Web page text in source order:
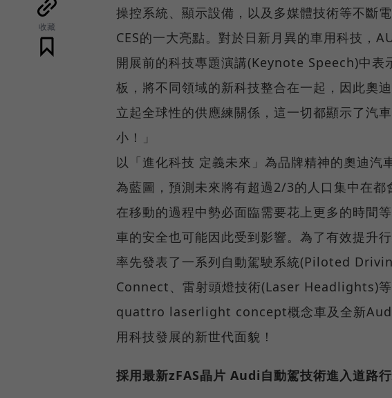
收藏
操控系統、顯示設備，以及多媒體技術等不斷
CES的一大亮點。對於日新月異的車用科技，
開展前的科技專題演講(Keynote Speech)中表
板，將不同領域的新科技整合在一起，因此奧
立起全球性的供應練關係，這一切都顯示了汽
小！」
以「進化科技 定義未來」為品牌精神的奧迪
為藍圖，預測未來將有超過2/3的人口集中在
在移動的過程中勢必面臨需要花上更多的時間
車的安全也可能因此受到影響。為了有效提升
率先發表了一系列自動駕駛系統(Piloted
Connect、雷射頭燈技術(Laser Headlights)
quattro laserlight concept概念車及全新Audi
用科技發展的新世代面貌！
採用最新zFAS晶片 Audi自動駕技術進入道路